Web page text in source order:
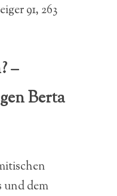
91, 263
–
Berta
dem